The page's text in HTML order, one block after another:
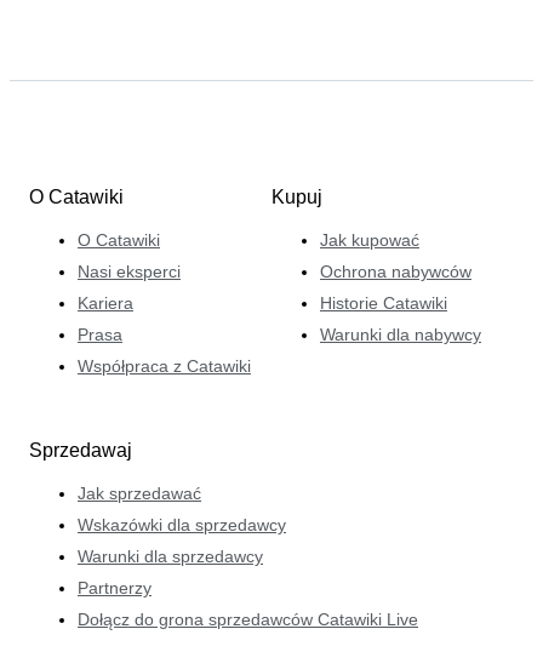
O Catawiki
O Catawiki
Nasi eksperci
Kariera
Prasa
Współpraca z Catawiki
Kupuj
Jak kupować
Ochrona nabywców
Historie Catawiki
Warunki dla nabywcy
Sprzedawaj
Jak sprzedawać
Wskazówki dla sprzedawcy
Warunki dla sprzedawcy
Partnerzy
Dołącz do grona sprzedawców Catawiki Live